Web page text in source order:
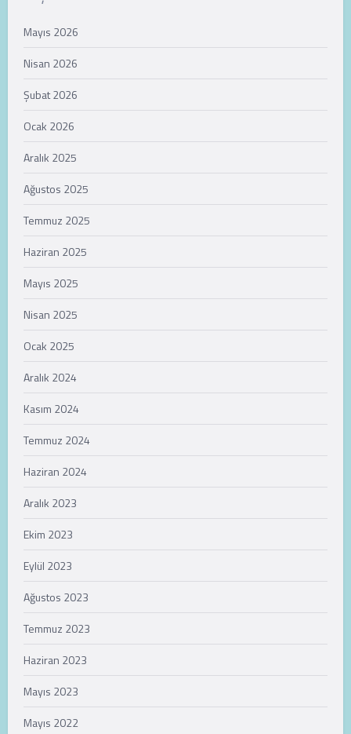
Mayıs 2026
Nisan 2026
Şubat 2026
Ocak 2026
Aralık 2025
Ağustos 2025
Temmuz 2025
Haziran 2025
Mayıs 2025
Nisan 2025
Ocak 2025
Aralık 2024
Kasım 2024
Temmuz 2024
Haziran 2024
Aralık 2023
Ekim 2023
Eylül 2023
Ağustos 2023
Temmuz 2023
Haziran 2023
Mayıs 2023
Mayıs 2022